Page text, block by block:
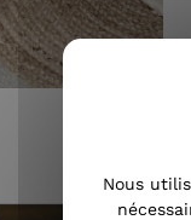
Nous